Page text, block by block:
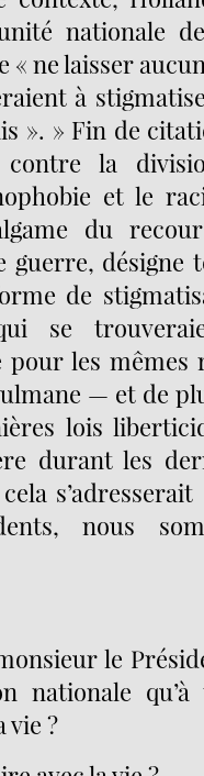
nationale
« ne laisser
à
». » Fin de
contre la
et le
du
guerre, désigne
de
se
pour les mêmes
— et de
lois
durant les
nous
le
nationale
vie ?